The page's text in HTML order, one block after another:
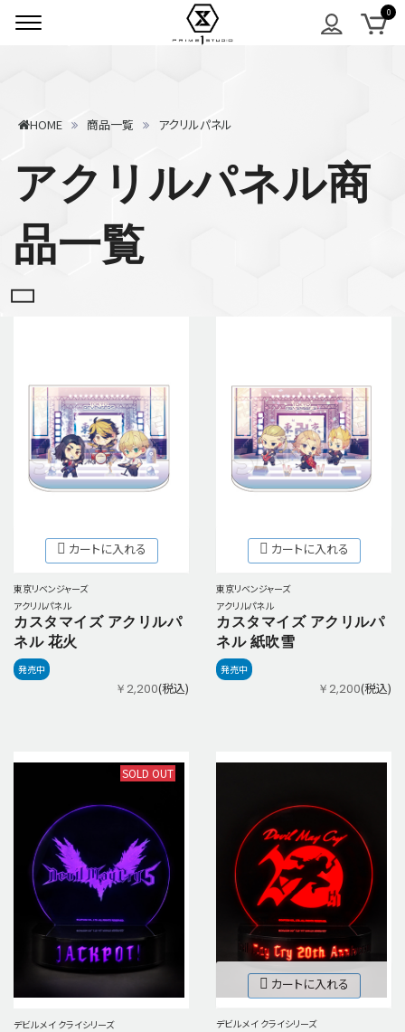
HOME 商品一覧 アクリルパネル
アクリルパネル商
品一覧
カートに入れる
東京リベンジャーズ
アクリルパネル
カスタマイズ アクリルパ
ネル 花火
発売中
￥2,200(税込)
カートに入れる
東京リベンジャーズ
アクリルパネル
カスタマイズ アクリルパ
ネル 紙吹雪
発売中
￥2,200(税込)
SOLD OUT
デビル メイ クライシリーズ
カートに入れる
デビル メイ クライシリーズ